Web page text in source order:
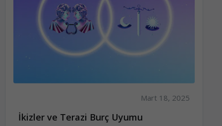
Mart 18, 2025
İkizler ve Terazi Burç Uyumu